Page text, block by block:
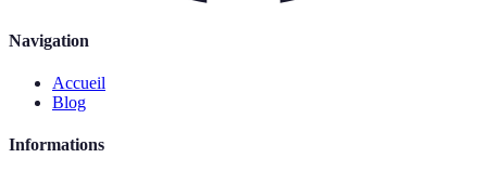
Navigation
Accueil
Blog
Informations